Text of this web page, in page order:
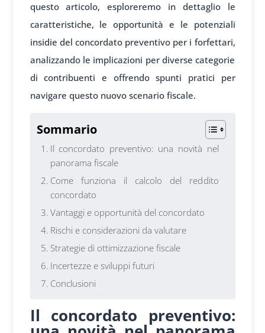
questo articolo, esploreremo in dettaglio le
caratteristiche, le opportunità e le potenziali
insidie del concordato preventivo per i forfettari,
analizzando le implicazioni per diverse categorie
di contribuenti e offrendo spunti pratici per
navigare questo nuovo scenario fiscale.
Sommario
Il concordato preventivo: una novità nel
panorama fiscale
Come funziona il calcolo del reddito
concordato
Vantaggi e opportunità del concordato
Rischi e considerazioni da valutare
Strategie di ottimizzazione fiscale
Incertezze e sviluppi futuri
Conclusioni
Il concordato preventivo: